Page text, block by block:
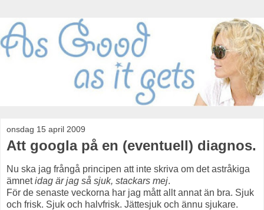
onsdag 15 april 2009
Att googla på en (eventuell) diagnos.
Nu ska jag frångå principen att inte skriva om det astråkiga
ämnetidag är jag så sjuk, stackars mej.
För de senaste veckorna har jag mått allt annat än bra. Sjuk
och frisk. Sjuk och halvfrisk. Jättesjuk och ännu sjukare.